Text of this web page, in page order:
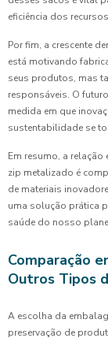
eficiência dos
Por fim, a crescente
está motivando
seus produtos, mas
responsáveis. O
medida em que
sustentabilidade se
Em resumo, a
zip metalizado é
de materiais
uma solução prática
saúde do nosso
Comparação
Outros Tipos
A escolha da
preservação de